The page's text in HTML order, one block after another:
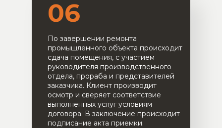
По завершении ремонта
промышленного объекта происходит
сдача помещения, с участием
руководителя производственного
отдела, прораба и представителей
заказчика. Клиент производит
осмотр и сверяет соответствие
выполненных услуг условиям
договора. В заключение происходит
подписание акта приемки.
06